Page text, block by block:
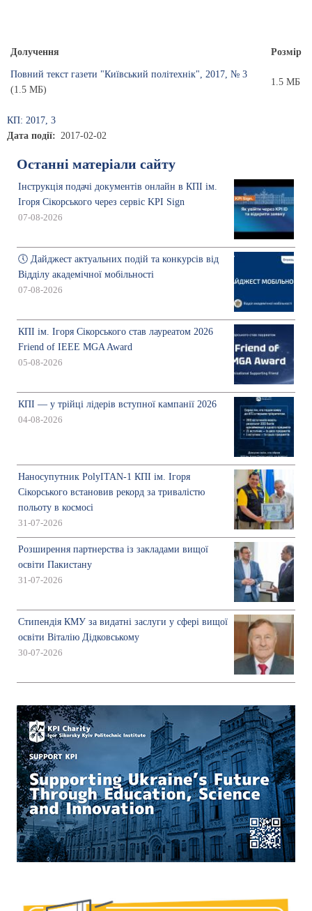
Долучення Розмір
Повний текст газети "Київський політехнік", 2017, № 3
(1.5 МБ)
1.5 МБ
КП: 2017, 3
Дата події
2017-02-02
Останні матеріали сайту
Інструкція подачі документів онлайн в КПІ ім.
Ігоря Сікорського через сервіс KPI Sign
07-08-2026
🕔 Дайджест актуальних подій та конкурсів від
Відділу академічної мобільності
07-08-2026
КПІ ім. Ігоря Сікорського став лауреатом 2026
Friend of IEEE MGA Award
05-08-2026
КПІ — у трійці лідерів вступної кампанії 2026
04-08-2026
Наносупутник PolyITAN-1 КПІ ім. Ігоря
Сікорського встановив рекорд за тривалістю
польоту в космосі
31-07-2026
Розширення партнерства із закладами вищої
освіти Пакистану
31-07-2026
Стипендія КМУ за видатні заслуги у сфері вищої
освіти Віталію Дідковському
30-07-2026